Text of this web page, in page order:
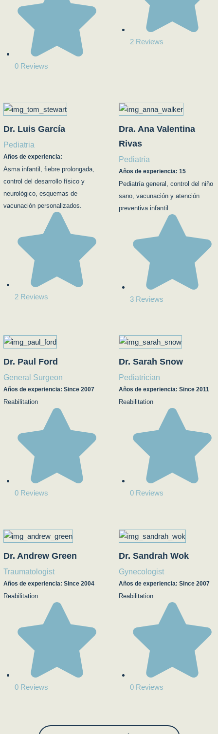
0 Reviews
2 Reviews
Dr. Luis García
Pediatria
Años de experiencia:
Asma infantil, fiebre prolongada,
control del desarrollo físico y
neurológico, esquemas de
vacunación personalizados.
2 Reviews
Dra. Ana Valentina
Rivas
Pediatría
Años de experiencia: 15
Pediatría general, control del niño
sano, vacunación y atención
preventiva infantil.
3 Reviews
Dr. Paul Ford
General Surgeon
Años de experiencia: Since 2007
Reabilitation
0 Reviews
Dr. Sarah Snow
Pediatrician
Años de experiencia: Since 2011
Reabilitation
0 Reviews
Dr. Andrew Green
Traumatologist
Años de experiencia: Since 2004
Reabilitation
0 Reviews
Dr. Sandrah Wok
Gynecologist
Años de experiencia: Since 2007
Reabilitation
0 Reviews